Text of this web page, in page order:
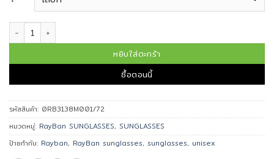
จำนวน Ray-Ban แว่นกันแดด Dolce & Gabbana รุ่น 0RB3138M001/72
หยิบใส่ตะกร้า
ซื้อตอนนี้
รหัสสินค้า: 0RB3138M001/72
หมวดหมู่: RayBan SUNGLASSES, SUNGLASSES
ป้ายกำกับ: Rayban, RayBan sunglasses, sunglasses, unisex